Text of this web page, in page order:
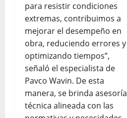
para resistir condiciones
extremas, contribuimos a
mejorar el desempeño en
obra, reduciendo errores y
optimizando tiempos”,
señaló el especialista de
Pavco Wavin. De esta
manera, se brinda asesoría
técnica alineada con las